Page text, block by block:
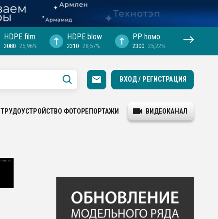
HDPE film
2080 25,96%
HDPE blow
2310 28,57%
PP hомо
2300 25,22%
ВХОД / РЕГИСТРАЦИЯ
ТРУДОУСТРОЙСТВО ФОТОРЕПОРТАЖИ ВИДЕОКАНАЛ